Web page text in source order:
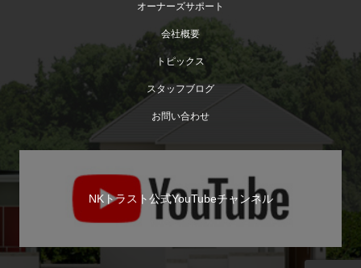
オーナーズサポート
会社概要
トピックス
スタッフブログ
お問い合わせ
NKトラスト公式YouTubeチャンネル